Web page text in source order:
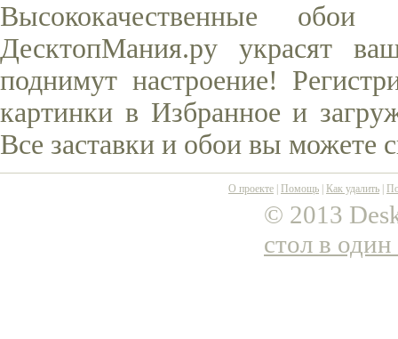
Высококачественные
ДесктопМания.ру украсят
поднимут настроение!
картинки в Избранное и
Все заставки и обои вы можете
О проекте Помощь Как удалить
© 2013
стол в